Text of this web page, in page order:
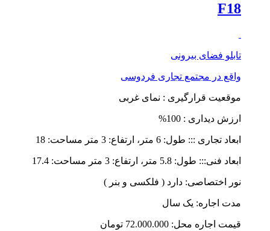
F18
تابلو فضای بیرونی
واقع در مجتمع تجاری فردوسی
موقعیت قرارگیری : نمای غربی
ارزش دیداری : 100%
ابعاد تجاری ::: طول: 6 متر، ارتفاع: 3 متر مساحت: 18
ابعاد فنی::: طول: 5.8 متر، ارتفاع: 3 متر مساحت: 17.4
نور اختصاصی: دارد ( فلکسی و بنر )
مدت اجاره: یک سال
قیمت اجاره محل: 72.000.000 تومان